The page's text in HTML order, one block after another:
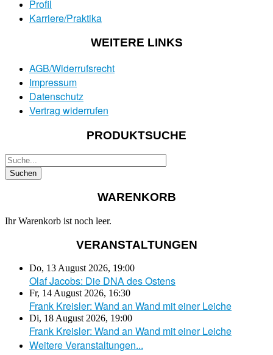
Profil
Karriere/Praktika
WEITERE LINKS
AGB/Widerrufsrecht
Impressum
Datenschutz
Vertrag widerrufen
PRODUKTSUCHE
WARENKORB
Ihr Warenkorb ist noch leer.
VERANSTALTUNGEN
Do, 13 August 2026, 19:00
Olaf Jacobs: Die DNA des Ostens
Fr, 14 August 2026, 16:30
Frank Kreisler: Wand an Wand mit einer Leiche
Di, 18 August 2026, 19:00
Frank Kreisler: Wand an Wand mit einer Leiche
Weitere Veranstaltungen...